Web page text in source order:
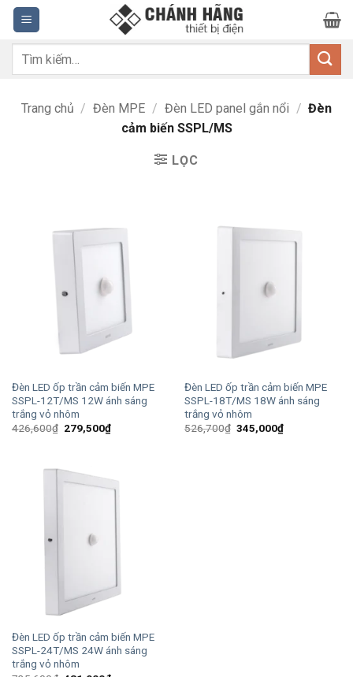
Bỏ
qua
nội
dung
Tìm
Trang chủ / Đèn MPE / Đèn LED panel gắn nổi / Đèn
cảm biến SSPL/MS
LỌC
Đèn LED ốp trần cảm biến MPE
SSPL-12T/MS 12W ánh sáng
trắng vỏ nhôm
426,600₫ Giá
279,500₫Giá
hiện
Đèn LED ốp trần cảm biến MPE
SSPL-18T/MS 18W ánh sáng
trắng vỏ nhôm
526,700₫ Giá
345,000₫Giá
hiện
Đèn LED ốp trần cảm biến MPE
SSPL-24T/MS 24W ánh sáng
trắng vỏ nhôm